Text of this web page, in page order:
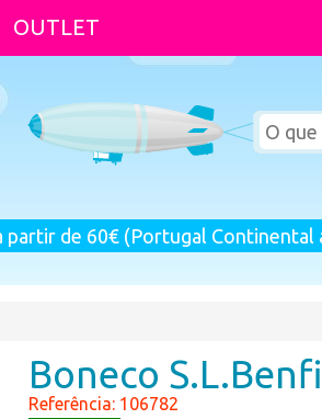
OUTLET
partir de 60€ (Portugal Continental
Boneco
Referência: 106782